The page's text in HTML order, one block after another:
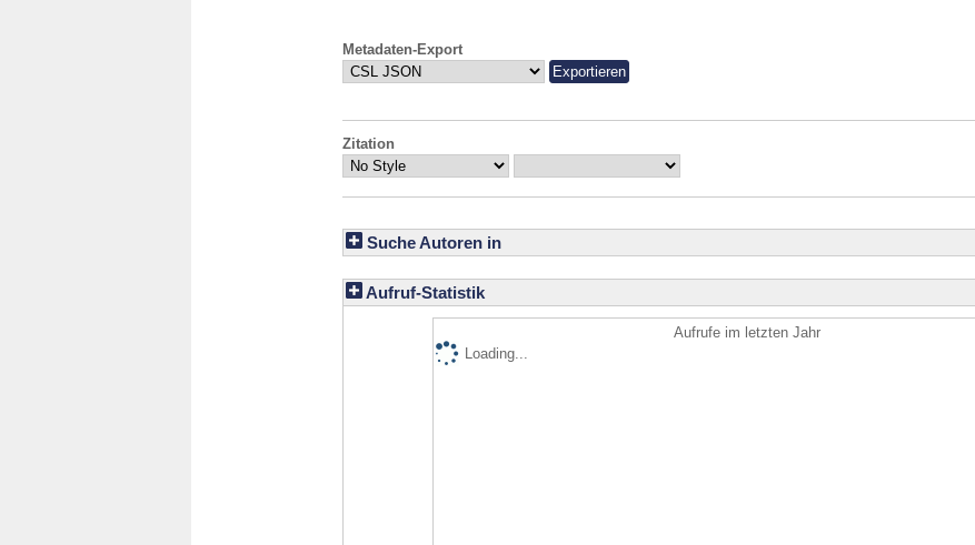
Metadaten-Export
Zitation
Suche Autoren in
Aufruf-Statistik
Aufrufe im letzten Jahr
Loading...